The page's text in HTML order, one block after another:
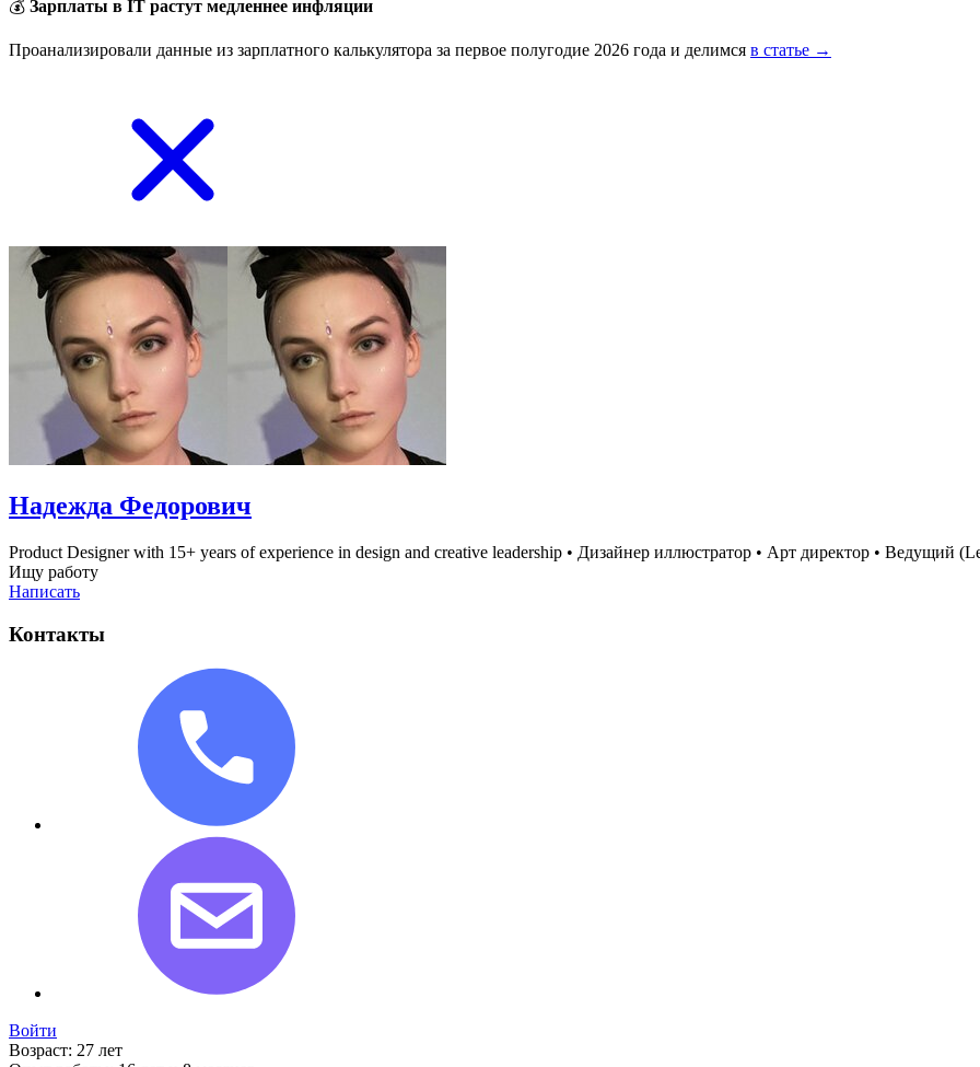
💰 Зарплаты в IT растут медленнее инфляции
Проанализировали данные из зарплатного калькулятора за первое полугодие 2026 года и делимся в статье →
Надежда Федорович
Product Designer with 15+ years of experience in design and creative leadership • Дизайнер иллюстратор • Арт директор • Ведущий
Ищу работу
Написать
Контакты
Войти
Возраст: 27 лет